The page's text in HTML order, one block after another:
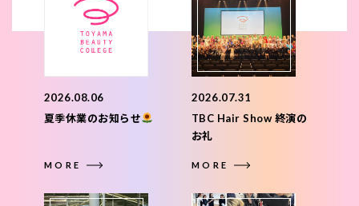
2026.08.06
夏季休業のお知らせ
MORE
2026.07.31
TBC Hair Show 終演の
お礼
MORE